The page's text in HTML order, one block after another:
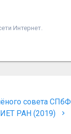
Интернет.
совета СПбФ
РАН (2019)